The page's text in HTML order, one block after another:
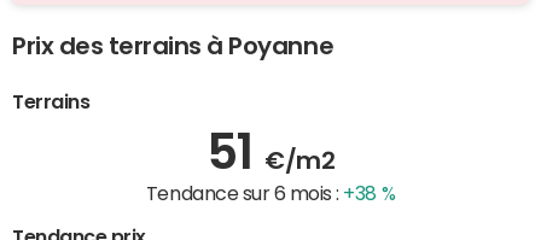
Prix des terrains à Poyanne
Terrains
51 €/m2
Tendance sur 6 mois : +38 %